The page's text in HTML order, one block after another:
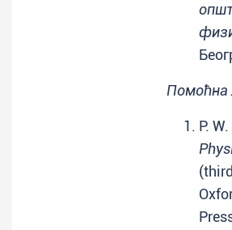
Помоћна
P.